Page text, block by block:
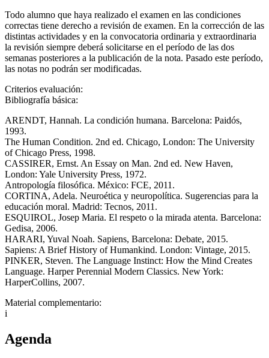
Todo alumno que haya realizado el examen en las condiciones
correctas tiene derecho a revisión de examen. En la corrección de las
distintas actividades y en la convocatoria ordinaria y extraordinaria
la revisión siempre deberá solicitarse en el período de las dos
semanas posteriores a la publicación de la nota. Pasado este período,
las notas no podrán ser modificadas.
Criterios evaluación:
Bibliografía básica:
ARENDT, Hannah. La condición humana. Barcelona: Paidós,
1993.
The Human Condition. 2nd ed. Chicago, London: The University
of Chicago Press, 1998.
CASSIRER, Ernst. An Essay on Man. 2nd ed. New Haven,
London: Yale University Press, 1972.
Antropología filosófica. México: FCE, 2011.
CORTINA, Adela. Neuroética y neuropolítica. Sugerencias para la
educación moral. Madrid: Tecnos, 2011.
ESQUIROL, Josep Maria. El respeto o la mirada atenta. Barcelona:
Gedisa, 2006.
HARARI, Yuval Noah. Sapiens, Barcelona: Debate, 2015.
Sapiens: A Brief History of Humankind. London: Vintage, 2015.
PINKER, Steven. The Language Instinct: How the Mind Creates
Language. Harper Perennial Modern Classics. New York:
HarperCollins, 2007.
Material complementario:
i
Agenda